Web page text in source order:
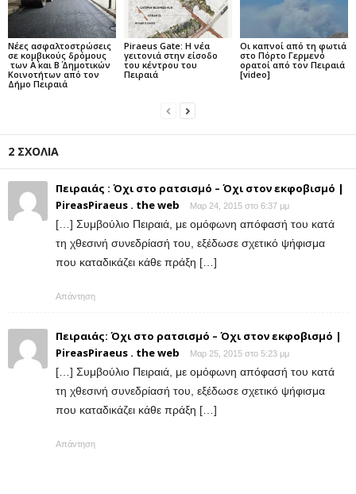
Νέες ασφαλτοστρώσεις
σε κομβικούς δρόμους
των Α΄ και Β΄ Δημοτικών
Κοινοτήτων από τον
Δήμο Πειραιά
Piraeus Gate: Η νέα
γειτονιά στην είσοδο
του κέντρου του
Πειραιά
Οι καπνοί από τη φωτιά
στο Πόρτο Γερμενό
ορατοί από τον Πειραιά
[video]
2 ΣΧΟΛΙΑ
Πειραιάς : Όχι στο ρατσισμό – Όχι στον εκφοβισμό |
PireasPiraeus . the web
Μαρ 24, 2015 στο 6:37 μμ
[…] Συμβούλιο Πειραιά, με ομόφωνη απόφασή του κατά
τη χθεσινή συνεδρίασή του, εξέδωσε σχετικό ψήφισμα
που καταδικάζει κάθε πράξη […]
Απάντηση
Πειραιάς: Όχι στο ρατσισμό – Όχι στον εκφοβισμό |
PireasPiraeus . the web
Μαρ 25, 2015 στο 5:23 μμ
[…] Συμβούλιο Πειραιά, με ομόφωνη απόφασή του κατά
τη χθεσινή συνεδρίασή του, εξέδωσε σχετικό ψήφισμα
που καταδικάζει κάθε πράξη […]
Απάντηση